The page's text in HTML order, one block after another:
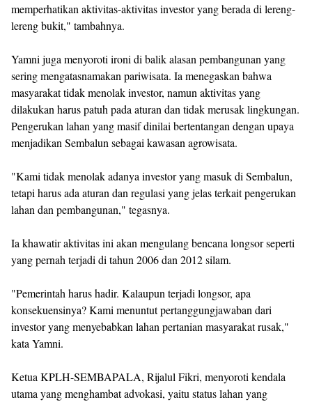
memperhatikan aktivitas-aktivitas investor yang berada di lereng-
lereng bukit," tambahnya.
Yamni juga menyoroti ironi di balik alasan pembangunan yang
sering mengatasnamakan pariwisata. Ia menegaskan bahwa
masyarakat tidak menolak investor, namun aktivitas yang
dilakukan harus patuh pada aturan dan tidak merusak lingkungan.
Pengerukan lahan yang masif dinilai bertentangan dengan upaya
menjadikan Sembalun sebagai kawasan agrowisata.
"Kami tidak menolak adanya investor yang masuk di Sembalun,
tetapi harus ada aturan dan regulasi yang jelas terkait pengerukan
lahan dan pembangunan," tegasnya.
Ia khawatir aktivitas ini akan mengulang bencana longsor seperti
yang pernah terjadi di tahun 2006 dan 2012 silam.
"Pemerintah harus hadir. Kalaupun terjadi longsor, apa
konsekuensinya? Kami menuntut pertanggungjawaban dari
investor yang menyebabkan lahan pertanian masyarakat rusak,"
kata Yamni.
Ketua KPLH-SEMBAPALA, Rijalul Fikri, menyoroti kendala
utama yang menghambat advokasi, yaitu status lahan yang